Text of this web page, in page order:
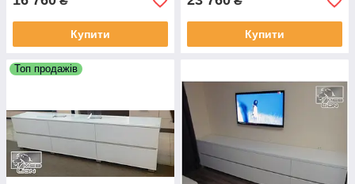
Купити Купити
Топ продажів